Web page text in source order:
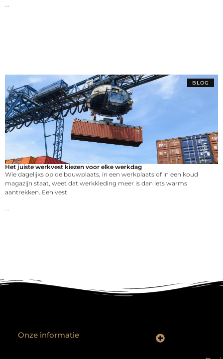
...
BLOG
Het juiste werkvest kiezen voor elke werkdag
Wie dagelijks op de bouwplaats, in een werkplaats of in een koud
magazijn staat, weet dat werkkleding meer is dan iets warms
aantrekken. Een vest
...
Onze informatie